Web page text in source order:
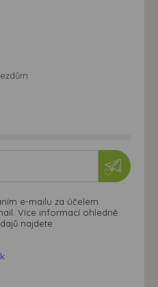
e-mailu za účelem
Více informací ohledně
najdete